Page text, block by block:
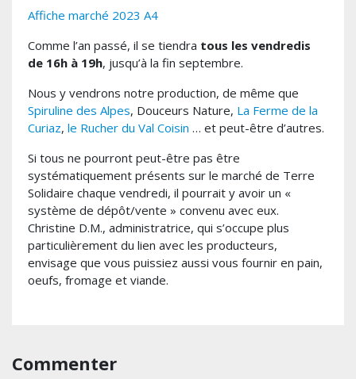
Affiche marché 2023 A4
Comme l’an passé, il se tiendra tous les vendredis
de 16h à 19h, jusqu’à la fin septembre.
Nous y vendrons notre production, de même que
Spiruline des Alpes, Douceurs Nature, La Ferme de la
Curiaz, le Rucher du Val Coisin … et peut-être d’autres.
Si tous ne pourront peut-être pas être
systématiquement présents sur le marché de Terre
Solidaire chaque vendredi, il pourrait y avoir un «
système de dépôt/vente » convenu avec eux.
Christine D.M., administratrice, qui s’occupe plus
particulièrement du lien avec les producteurs,
envisage que vous puissiez aussi vous fournir en pain,
oeufs, fromage et viande.
Commenter